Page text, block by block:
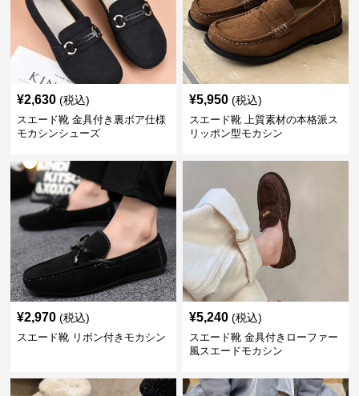
¥2,630 (税込)
スエード靴 金具付き裏ボア仕様
モカシンシューズ
¥5,950 (税込)
スエード靴 上質素材の本格派ス
リッポン型モカシン
¥2,970 (税込)
スエード靴 リボン付きモカシン
¥5,240 (税込)
スエード靴 金具付きローファー
風スエードモカシン